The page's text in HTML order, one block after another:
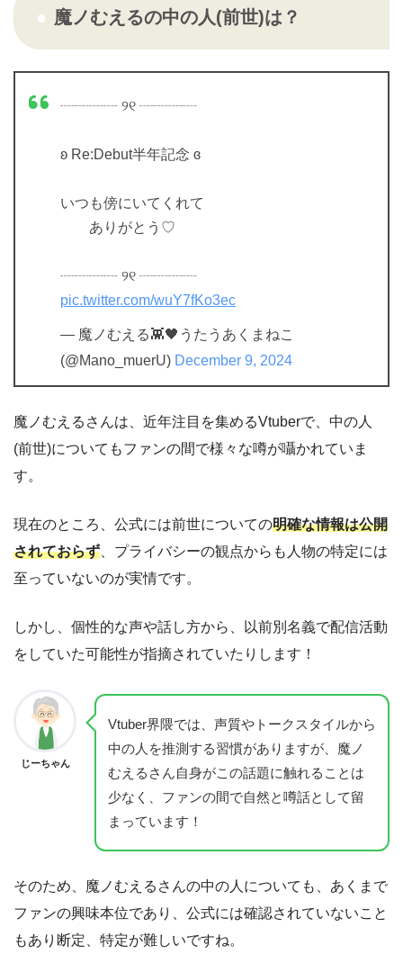
魔ノむえるの中の人(前世)は？
┈┈┈┈ ୨୧ ┈┈┈┈
ʚ Re:Debut半年記念 ɞ
いつも傍にいてくれて
ありがとう♡
┈┈┈┈ ୨୧ ┈┈┈┈
pic.twitter.com/wuY7fKo3ec
— 魔ノむえる👾🖤うたうあくまねこ
(@Mano_muerU) December 9, 2024
魔ノむえるさんは、近年注目を集めるVtuberで、中の人
(前世)についてもファンの間で様々な噂が囁かれていま
す。
現在のところ、公式には前世についての明確な情報は公開
されておらず 、プライバシーの観点からも人物の特定には
至っていないのが実情です。
しかし、個性的な声や話し方から、以前別名義で配信活動
をしていた可能性が指摘されていたりします！
じーちゃん
Vtuber界隈では、声質やトークスタイルから
中の人を推測する習慣がありますが、魔ノ
むえるさん自身がこの話題に触れることは
少なく、ファンの間で自然と噂話として留
まっています！
そのため、魔ノむえるさんの中の人についても、あくまで
ファンの興味本位であり、公式には確認されていないこと
もあり断定、特定が難しいですね。